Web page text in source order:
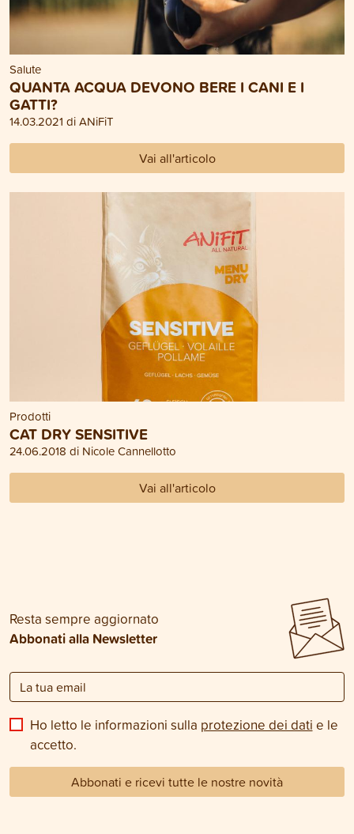
Salute
QUANTA ACQUA DEVONO BERE I CANI E I
GATTI?
14.03.2021 di ANiFiT
Vai all'articolo
Prodotti
CAT DRY SENSITIVE
24.06.2018 di Nicole Cannellotto
Vai all'articolo
Resta sempre aggiornato
Abbonati alla Newsletter
Ho letto le informazioni sulla protezione dei dati e le
accetto.
Abbonati e ricevi tutte le nostre novità